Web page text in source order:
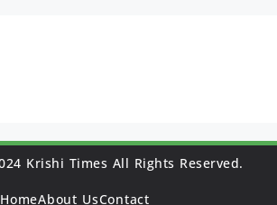
Krishi Times All Rights Reserved.
HomeAbout UsContact